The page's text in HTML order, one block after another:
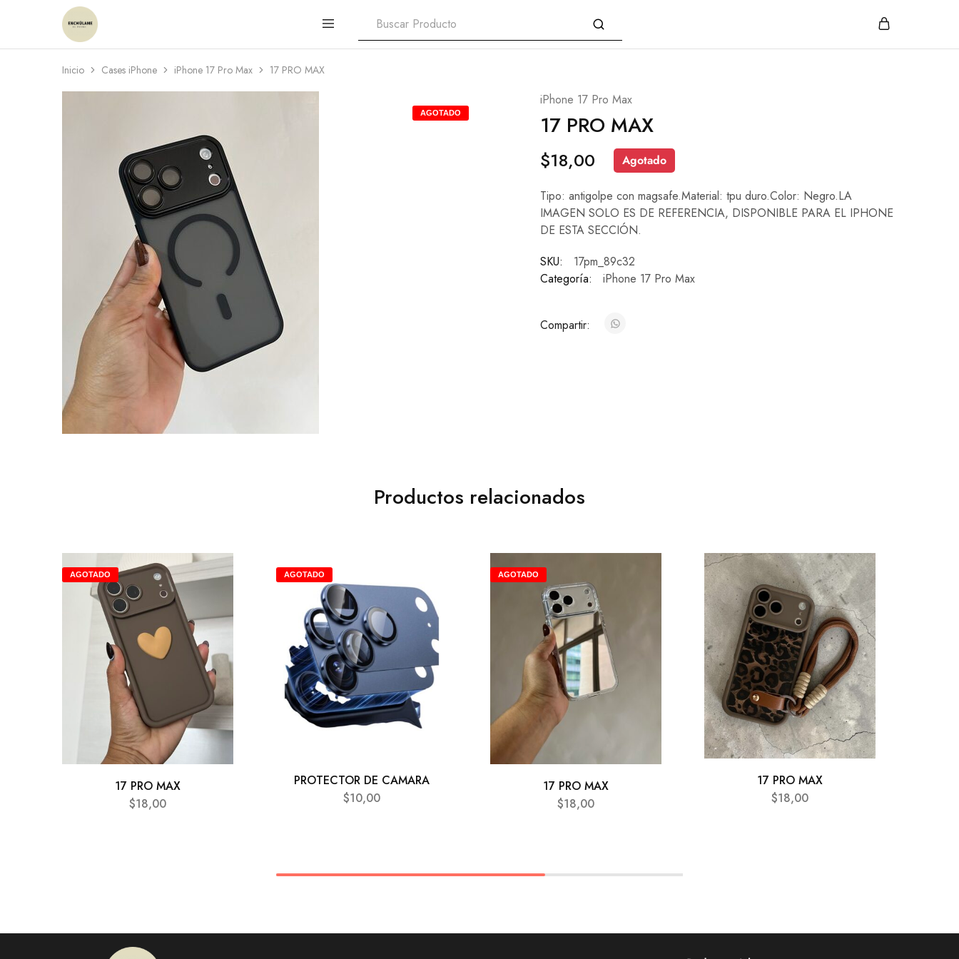
Enchulame
Tienda
Inicio Cases iPhone iPhone 17 Pro Max 17 PRO MAX
AGOTADO
iPhone 17 Pro Max
17 PRO MAX
$18,00 Agotado
Tipo: antigolpe con magsafe.Material: tpu duro.Color: Negro.LA
IMAGEN SOLO ES DE REFERENCIA, DISPONIBLE PARA EL IPHONE
DE ESTA SECCIÓN.
SKU:
17pm_89c32
Categoría:
iPhone 17 Pro Max
Compartir:
Productos relacionados
AGOTADO
17 PRO MAX
$18,00
AGOTADO
PROTECTOR DE CAMARA
$10,00
AGOTADO
17 PRO MAX
$18,00
17 PRO MAX
$18,00